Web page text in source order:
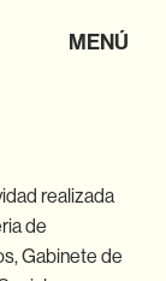
MENÚ
realizada
de
Gabinete de